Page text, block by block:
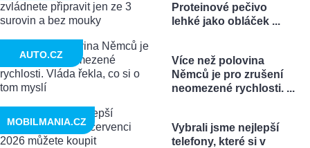
Proteinové pečivo
lehké jako obláček ...
Více než polovina
Němců je pro zrušení
neomezené rychlosti. ...
AUTO.CZ
Vybrali jsme nejlepší
telefony, které si v
MOBILMANIA.CZ